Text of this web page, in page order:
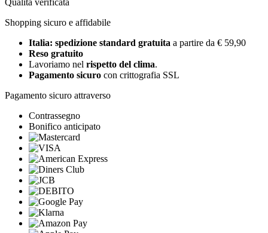
Shopping sicuro e affidabile
Italia: spedizione standard gratuita a partire da € 59,90
Reso gratuito
Lavoriamo nel rispetto del clima.
Pagamento sicuro con crittografia SSL
Pagamento sicuro attraverso
Contrassegno
Bonifico anticipato